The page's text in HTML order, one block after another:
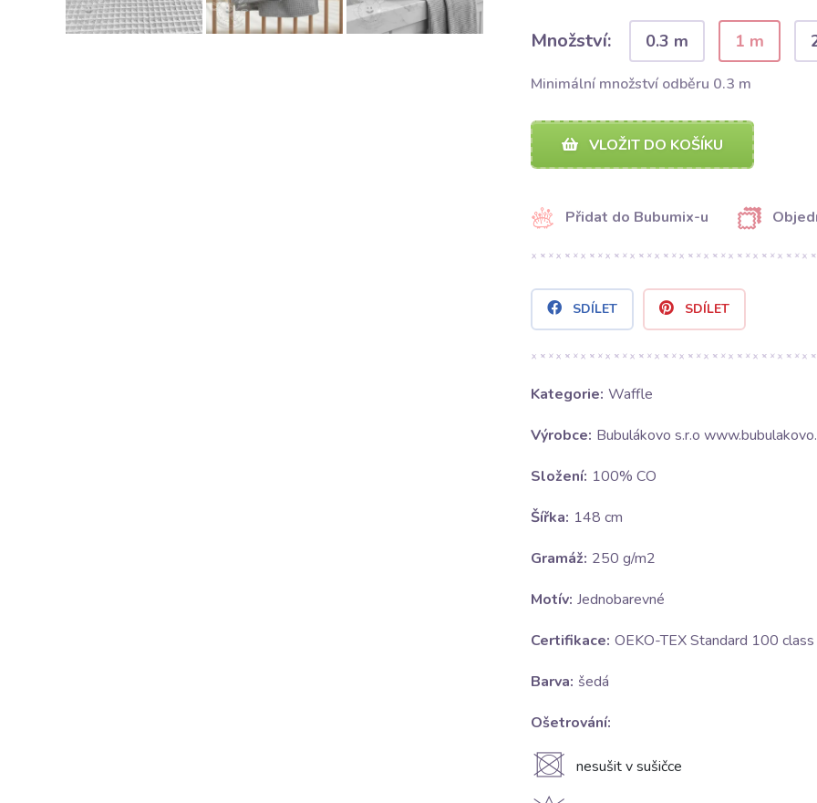
Množství: 0.3 m 1 m
Minimální množství odběru 0.3 m
VLOŽIT DO KOŠÍKU
Přidat do Bubumix-u
SDÍLET SDÍLET
Kategorie: Waffle
Výrobce: Bubulákovo s.r.o
Složení: 100% CO
Šířka: 148 cm
Gramáž: 250 g/m2
Motív: Jednobarevné
Certifikace: OEKO-TEX Standard 100 class
Barva: šedá
Ošetrování:
U nesušit v sušičce